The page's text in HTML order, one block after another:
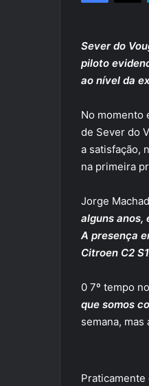
Sever do
piloto
ao nível da
No momento
de Sever do
a satisfação,
na primeira
Jorge
alguns anos,
A presença
Citroen C2
0 7º tempo
que somos
semana,
Praticamente